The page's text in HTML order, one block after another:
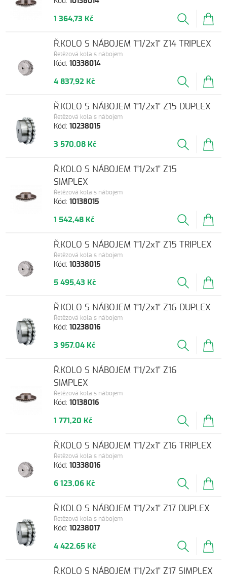
1 364,73 Kč
Kód:10338014
Řetězová kola s nábojem
Ř.KOLO S NÁBOJEM 1"1/2x1" Z14 TRIPLEX
4 837,92 Kč
Kód:10238015
Řetězová kola s nábojem
Ř.KOLO S NÁBOJEM 1"1/2x1" Z15 DUPLEX
3 570,08 Kč
Kód:10138015
Řetězová kola s nábojem
Ř.KOLO S NÁBOJEM 1"1/2x1" Z15
SIMPLEX
1 542,48 Kč
Kód:10338015
Řetězová kola s nábojem
Ř.KOLO S NÁBOJEM 1"1/2x1" Z15 TRIPLEX
5 495,43 Kč
Kód:10238016
Řetězová kola s nábojem
Ř.KOLO S NÁBOJEM 1"1/2x1" Z16 DUPLEX
3 957,04 Kč
Kód:10138016
Řetězová kola s nábojem
Ř.KOLO S NÁBOJEM 1"1/2x1" Z16
SIMPLEX
1 771,20 Kč
Kód:10338016
Řetězová kola s nábojem
Ř.KOLO S NÁBOJEM 1"1/2x1" Z16 TRIPLEX
6 123,06 Kč
Kód:10238017
Řetězová kola s nábojem
Ř.KOLO S NÁBOJEM 1"1/2x1" Z17 DUPLEX
4 422,65 Kč
Ř.KOLO S NÁBOJEM 1"1/2x1" Z17 SIMPLEX